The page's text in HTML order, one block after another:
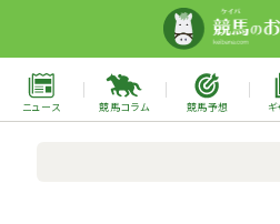
ニュース 競馬コラム 競馬予想 ギ